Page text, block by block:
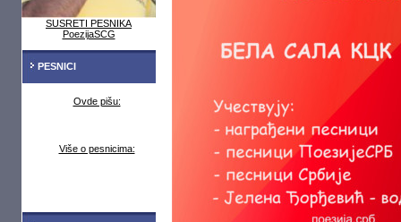
SUSRETI PESNIKA
PoezijaSCG
PESNICI
Ovde pišu:
Više o pesnicima: